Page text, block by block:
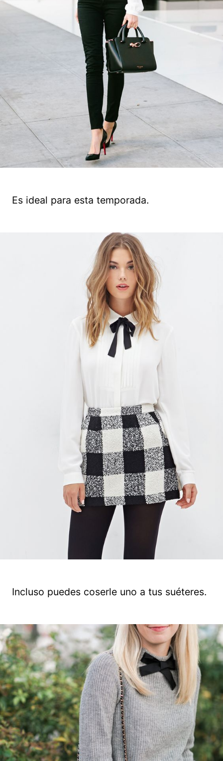
Es ideal para esta temporada.
Incluso puedes coserle uno a tus suéteres.